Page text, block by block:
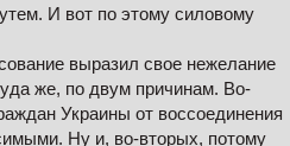
И вот по этому силовому
выразил свое нежелание
же, по двум причинам. Во-
Украины от воссоединения
Ну и, во-вторых, потому